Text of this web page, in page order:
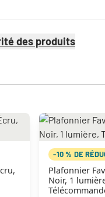
des produits
-10 % DE
Plafonnier
Noir, 1